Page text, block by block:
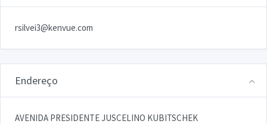
rsilvei3@kenvue.com
Endereço
AVENIDA PRESIDENTE JUSCELINO KUBITSCHEK